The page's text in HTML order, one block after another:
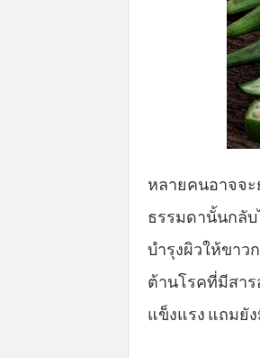
หลายคนอาจจะ
ธรรมดานั้นกลั
บำรุงผิวให้ขาว
ต้านโรคที่มีสา
แข็งแรง แถมยั